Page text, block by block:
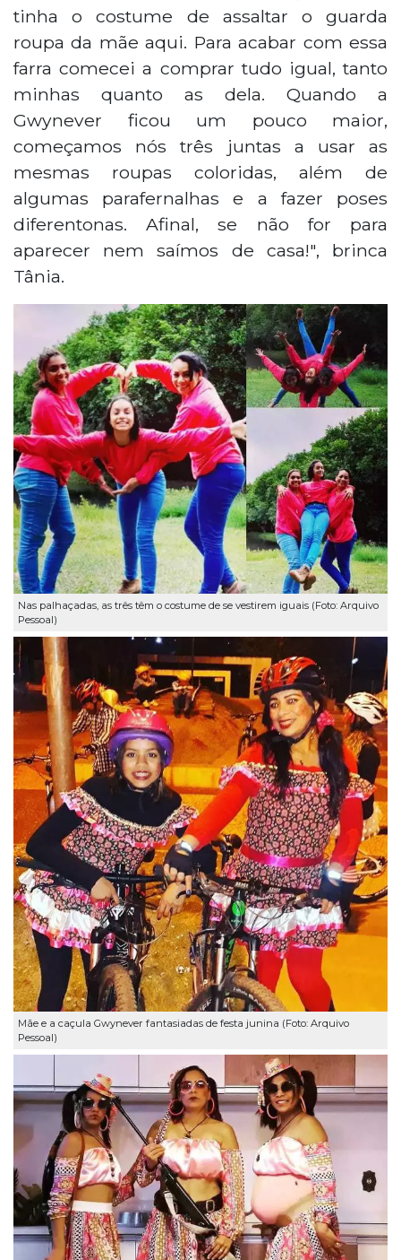
tinha o costume de assaltar o guarda
roupa da mãe aqui. Para acabar com essa
farra comecei a comprar tudo igual, tanto
minhas quanto as dela. Quando a
Gwynever ficou um pouco maior,
começamos nós três juntas a usar as
mesmas roupas coloridas, além de
algumas parafernalhas e a fazer poses
diferentonas. Afinal, se não for para
aparecer nem saímos de casa!", brinca
Tânia.
Nas palhaçadas, as três têm o costume de se vestirem iguais (Foto: Arquivo
Pessoal)
Mãe e a caçula Gwynever fantasiadas de festa junina (Foto: Arquivo
Pessoal)